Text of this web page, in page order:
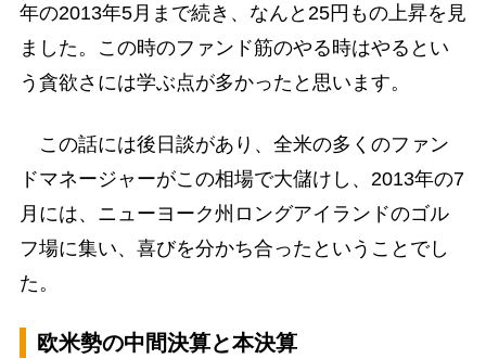
年の2013年5月まで続き、なんと25円もの上昇を見
ました。この時のファンド筋のやる時はやるとい
う貪欲さには学ぶ点が多かったと思います。
この話には後日談があり、全米の多くのファン
ドマネージャーがこの相場で大儲けし、2013年の7
月には、ニューヨーク州ロングアイランドのゴル
フ場に集い、喜びを分かち合ったということでし
た。
欧米勢の中間決算と本決算